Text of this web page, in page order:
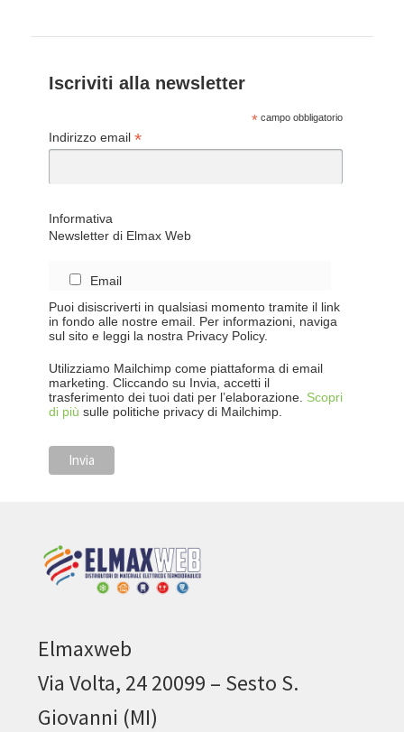
Iscriviti alla newsletter
* campo obbligatorio
Indirizzo email *
Informativa
Newsletter di Elmax Web
Email
Puoi disiscriverti in qualsiasi momento tramite il link
in fondo alle nostre email. Per informazioni, naviga
sul sito e leggi la nostra Privacy Policy.
Utilizziamo Mailchimp come piattaforma di email
marketing. Cliccando su Invia, accetti il
trasferimento dei tuoi dati per l’elaborazione. Scopri
di più sulle politiche privacy di Mailchimp.
Elmaxweb
Via Volta, 24 20099 – Sesto S.
Giovanni (MI)